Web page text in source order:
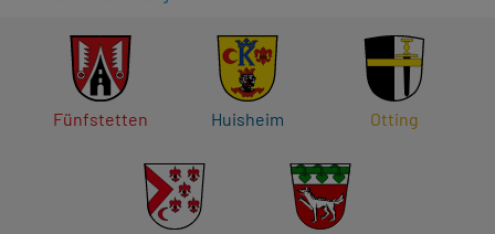
Fünfstetten Huisheim Otting